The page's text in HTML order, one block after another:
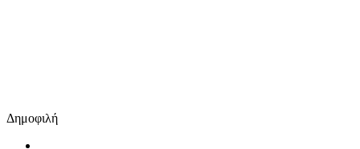
Δημοφιλή